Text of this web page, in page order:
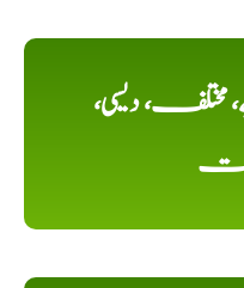
مختلف، دیسی،